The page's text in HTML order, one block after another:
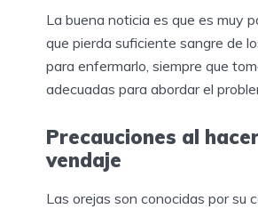
La buena noticia es que es muy
que pierda suficiente sangre de
para enfermarlo, siempre que
adecuadas para abordar el
Precauciones al
vendaje
Las orejas son conocidas por su